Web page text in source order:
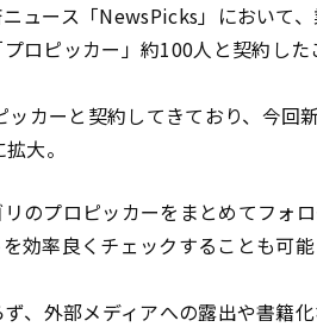
ュース「NewsPicks」において
ロピッカー」約100人と契約した
カーと契約してきており、今回
大。
のプロピッカーをまとめてフォ
効率良くチェックすることも可
、外部メディアへの露出や書籍